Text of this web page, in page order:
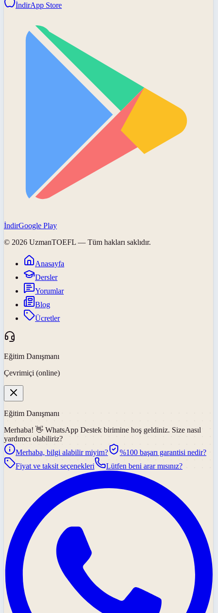
İndirApp Store
İndirGoogle Play
© 2026 UzmanTOEFL — Tüm hakları saklıdır.
Anasayfa
Dersler
Yorumlar
Blog
Ücretler
Eğitim Danışmanı
Çevrimiçi (online)
Eğitim Danışmanı
Merhaba! 👋 WhatsApp Destek birimine hoş geldiniz. Size nasıl
yardımcı olabiliriz?
Merhaba, bilgi alabilir miyim?
%100 başarı garantisi nedir?
Fiyat ve taksit seçenekleri
Lütfen beni arar mısınız?